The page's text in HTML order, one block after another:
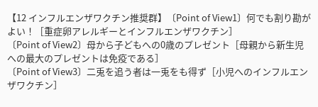
【12 インフルエンザワクチン推奨群】〔Point of View1〕何でも割り勘が
よい！［重症卵アレルギーとインフルエンザワクチン］
〔Point of View2〕母から子どもへの0歳のプレゼント［母親から新生児
への最大のプレゼントは免疫である］
〔Point of View3〕二兎を追う者は一兎をも得ず［小児へのインフルエン
ザワクチン］